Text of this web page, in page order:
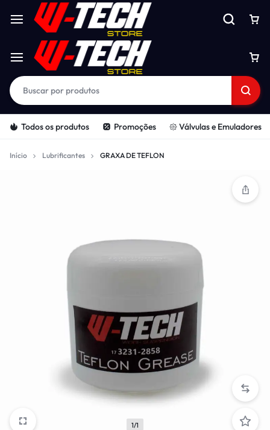
Todos os produtos Promoções 𑁍 Válvulas e Emuladores
Início Lubrificantes GRAXA DE TEFLON
1/1